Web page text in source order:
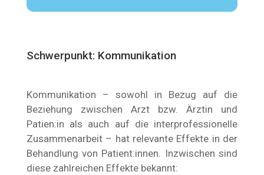
Schwerpunkt: Kommunikation
Kommunikation – sowohl in Bezug auf die
Beziehung zwischen Arzt bzw. Ärztin und
Patien:in als auch auf die interprofessionelle
Zusammenarbeit – hat relevante Effekte in der
Behandlung von Patient:innen. Inzwischen sind
diese zahlreichen Effekte bekannt: